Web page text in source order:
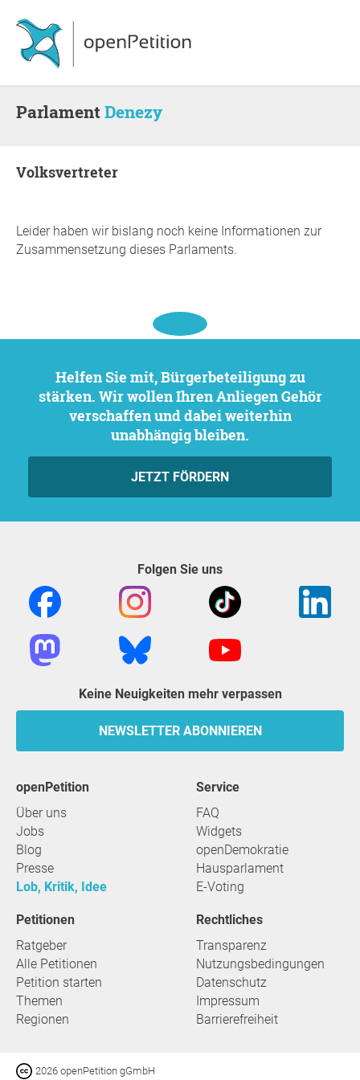
ParlamentDenezy
Volksvertreter
Leider haben wir bislang noch keine Informationen zur
Zusammensetzung dieses Parlaments.
Helfen Sie mit, Bürgerbeteiligung zu
stärken. Wir wollen Ihren Anliegen Gehör
verschaffen und dabei weiterhin
unabhängig bleiben.
JETZT FÖRDERN
Folgen Sie uns
Keine Neuigkeiten mehr verpassen
NEWSLETTER ABONNIEREN
openPetition
Über uns
Jobs
Blog
Presse
Lob, Kritik, Idee
Service
FAQ
Widgets
openDemokratie
Hausparlament
E-Voting
Petitionen
Ratgeber
Alle Petitionen
Petition starten
Themen
Regionen
Rechtliches
Transparenz
Nutzungsbedingungen
Datenschutz
Impressum
Barrierefreiheit
2026 openPetition gGmbH